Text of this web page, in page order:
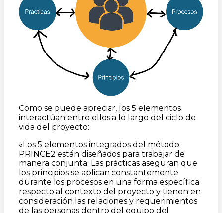
Como se puede apreciar, los 5 elementos
interactúan entre ellos a lo largo del ciclo de
vida del proyecto:
«Los 5 elementos integrados del método
PRINCE2 están diseñados para trabajar de
manera conjunta. Las prácticas aseguran que
los principios se aplican constantemente
durante los procesos en una forma específica
respecto al contexto del proyecto y tienen en
consideración las relaciones y requerimientos
de las personas dentro del equipo del